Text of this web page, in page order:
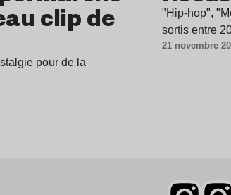
clip de
pour de la
"Hip-hop",
sortis entre
21 novembre